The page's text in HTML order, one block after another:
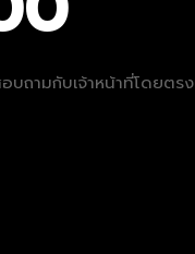
บถามกับเจ้าหน้าที่โดยตรง